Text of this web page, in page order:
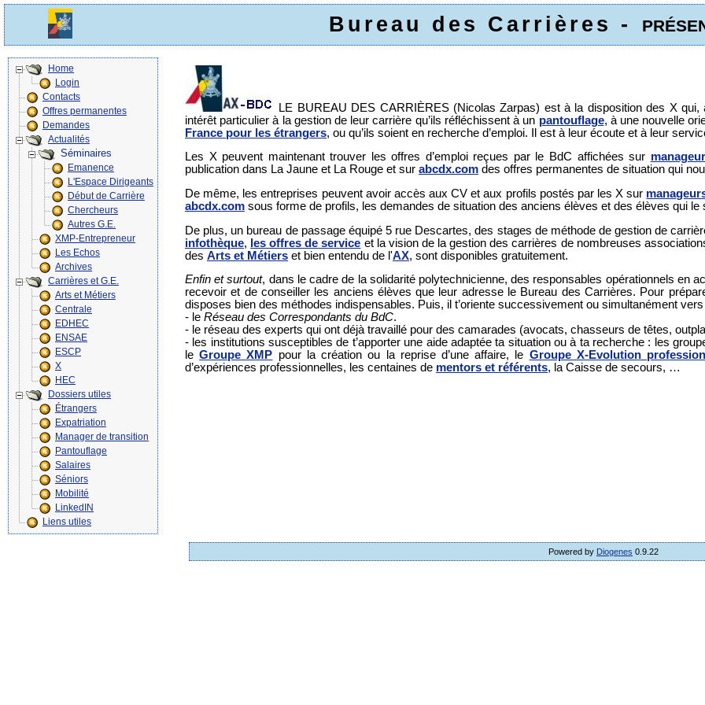
Bureau des Carrières -
Home
Login
Contacts
Offres permanentes
Demandes
Actualités
Séminaires
Emanence
L'Espace Dirigeants
Début de Carrière
Chercheurs
Autres G.E.
XMP-Entrepreneur
Les Echos
Archives
Carrières et G.E.
Arts et Métiers
Centrale
EDHEC
ENSAE
ESCP
X
HEC
Dossiers utiles
Étrangers
Expatriation
Manager de transition
Pantouflage
Salaires
Séniors
Mobilité
LinkedIN
Liens utiles
LE BUREAU DES CARRIÈRES (Nicolas Zarpas) est à la disposition des X
intérêt particulier à la gestion de leur carrière qu’ils réfléchissent à un pantouflage, à une nouvelle
France pour les étrangers, ou qu’ils soient en recherche d’emploi. Il est à leur écoute et à leur
Les X peuvent maintenant trouver les offres d’emploi reçues par le BdC affichées sur
publication dans La Jaune et La Rouge et sur abcdx.com des offres permanentes de situation qui
De même, les entreprises peuvent avoir accès aux CV et aux profils postés par les X sur
abcdx.com sous forme de profils, les demandes de situation des anciens élèves et des élèves qui le
De plus, un bureau de passage équipé 5 rue Descartes, des stages de méthode de gestion de
infothèque, les offres de service et la vision de la gestion des carrières de nombreuses
des Arts et Métiers et bien entendu de l'AX, sont disponibles gratuitement.
Enfin et surtout, dans le cadre de la solidarité polytechnicienne, des responsables opérationnels en
recevoir et de conseiller les anciens élèves que leur adresse le Bureau des Carrières. Pour
disposes bien des méthodes indispensables. Puis, il t’oriente successivement ou simultanément vers
- le Réseau des Correspondants du BdC.
- le réseau des experts qui ont déjà travaillé pour des camarades (avocats, chasseurs de têtes,
- les institutions susceptibles de t’apporter une aide adaptée ta situation ou à ta recherche : les
leGroupe XMP pour la création ou la reprise d’une affaire, le Groupe X-Evolution
d’expériences professionnelles, les centaines de mentors et référents, la Caisse de secours, …
Powered by Diogenes 0.9.22